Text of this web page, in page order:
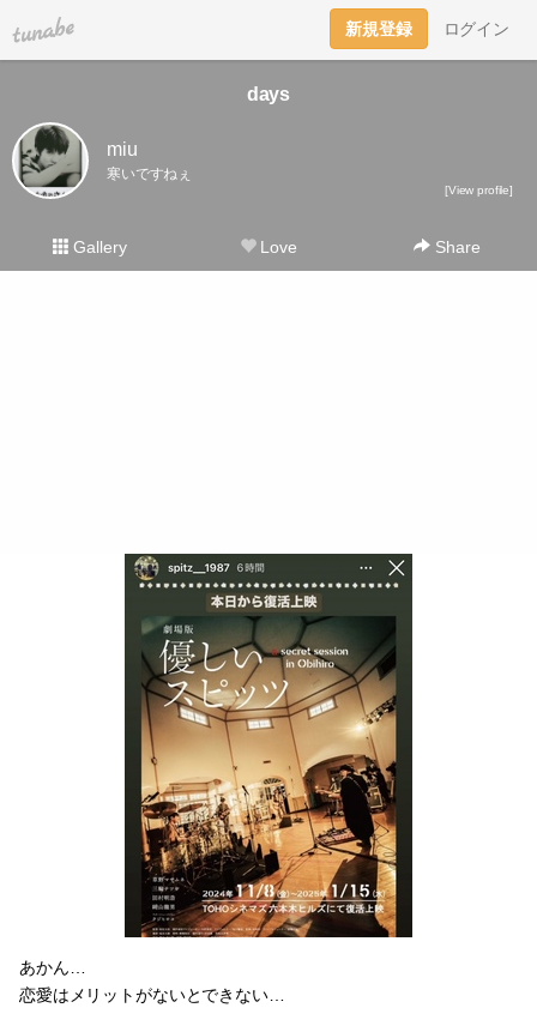
tuna.be 新規登録 ログイン
days
miu
寒いですねぇ
[View profile]
Gallery Love Share
あかん…
恋愛はメリットがないとできない…